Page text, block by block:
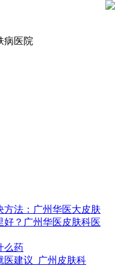
方法：广州华医大皮肤
好？广州华医皮肤科医
么药
医建议_广州皮肤科